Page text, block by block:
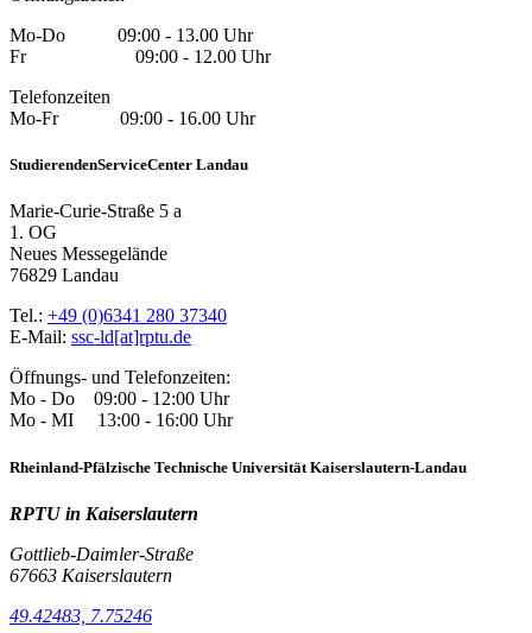
Mo-Do 09:00 - 13.00 Uhr
Fr 09:00 - 12.00 Uhr
Telefonzeiten
Mo-Fr 09:00 - 16.00 Uhr
StudierendenServiceCenter Landau
Marie-Curie-Straße 5 a
1. OG
Neues Messegelände
76829 Landau
Tel.: +49 (0)6341 280 37340
E-Mail: ssc-ld[at]rptu.de
Öffnungs- und Telefonzeiten:
Mo - Do 09:00 - 12:00 Uhr
Mo - MI 13:00 - 16:00 Uhr
Rheinland-Pfälzische Technische Universität Kaiserslautern-Landau
RPTU in Kaiserslautern
Gottlieb-Daimler-Straße
67663 Kaiserslautern
49.42483, 7.75246